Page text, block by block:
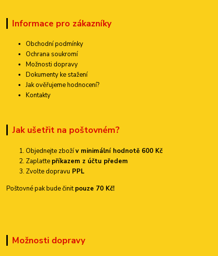
Informace pro zákazníky
Obchodní podmínky
Ochrana soukromí
Možnosti dopravy
Dokumenty ke stažení
Jak ověřujeme hodnocení?
Kontakty
Jak ušetřit na poštovném?
Objednejte zbožív minimální hodnotě 600 Kč
Zaplaťte příkazem z účtu předem
Zvolte dopravu PPL
Poštovné pak bude činitpouze 70 Kč!
Možnosti dopravy